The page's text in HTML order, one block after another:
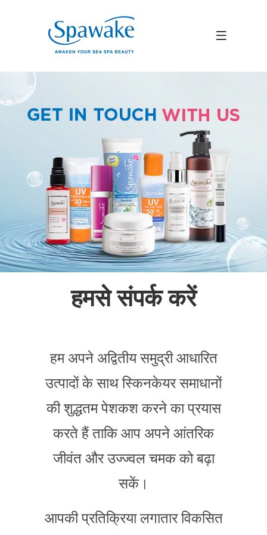
हमसे संपर्क करें
हम अपने अद्वितीय समुद्री आधारित
उत्पादों के साथ स्किनकेयर समाधानों
की शुद्धतम पेशकश करने का प्रयास
करते हैं ताकि आप अपने आंतरिक
जीवंत और उज्ज्वल चमक को बढ़ा
सकें।
आपकी प्रतिक्रिया लगातार विकसित